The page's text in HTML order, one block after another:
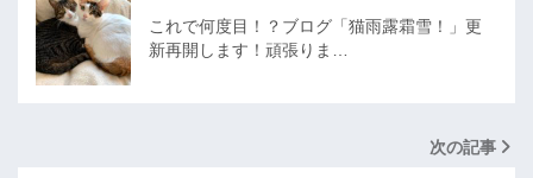
これで何度目！？ブログ「猫雨露霜雪！」更
新再開します！頑張りま…
次の記事